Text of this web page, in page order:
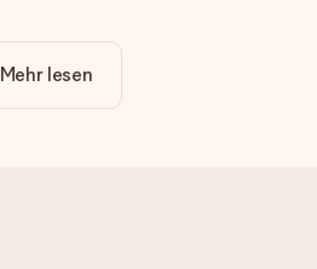
Designs, um deinem
zu verleihen.
du mit deinem Geschenk
ist es wichtig, qualitativ
Mehr lesen